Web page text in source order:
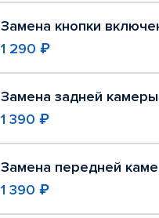
Замена кнопки
1 290 ₽
Замена задней камеры
1 390 ₽
Замена передней
1 390 ₽